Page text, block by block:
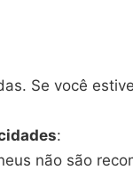
Se você
:
não são